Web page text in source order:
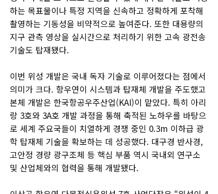
하는 목표물이나 특정 지역을 신속하고 정확하게 포착해
촬영하는 기동성을 비약적으로 높여준다. 또한 대용량의
지구 관측 영상을 실시간으로 처리하기 위한 고속 광전송
기술도 탑재됐다.
이번 위성 개발은 국내 독자 기술로 이루어졌다는 점에서
의미가 크다. 항우연이 시스템과 탑재체 개발을 주도했고
본체 개발은 한국항공우주산업(KAI)이 맡았다. 특히 아리
랑 3호와 3A호 개발 과정을 통해 축적된 노하우를 바탕으
로 세계 주요국들이 치열하게 경쟁 중인 0.3m 이하급 광
학 탑재체 기술을 확보하는 데 성공했다. 대구경 반사경,
고안정 경량 광구조체 등 핵심 부품 역시 국내외 연구소
및 산업체와의 협력을 통해 개발됐다.